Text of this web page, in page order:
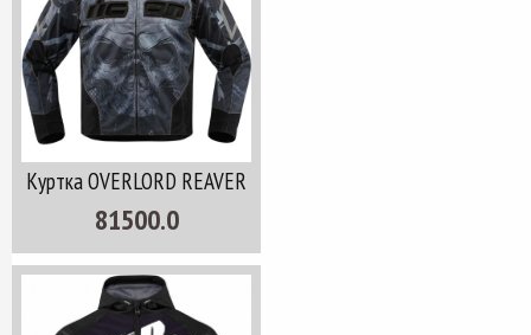
Куртка OVERLORD REAVER
81500.0